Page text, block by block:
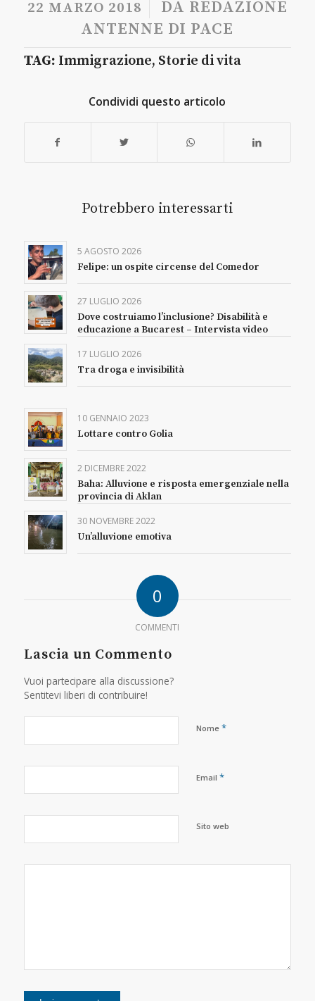
22 MARZO 2018
/ DA REDAZIONE
ANTENNE DI PACE
TAG: Immigrazione, Storie di vita
Condividi questo articolo
Potrebbero interessarti
5 AGOSTO 2026
Felipe: un ospite circense del Comedor
27 LUGLIO 2026
Dove costruiamo l’inclusione? Disabilità e
educazione a Bucarest – Intervista video
17 LUGLIO 2026
Tra droga e invisibilità
10 GENNAIO 2023
Lottare contro Golia
2 DICEMBRE 2022
Baha: Alluvione e risposta emergenziale nella
provincia di Aklan
30 NOVEMBRE 2022
Un’alluvione emotiva
0
COMMENTI
Lascia un Commento
Vuoi partecipare alla discussione?
Sentitevi liberi di contribuire!
Nome *
Email *
Sito web